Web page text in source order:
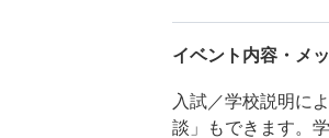
イベント内容・メ
入試／学校説明に
談」もできます。